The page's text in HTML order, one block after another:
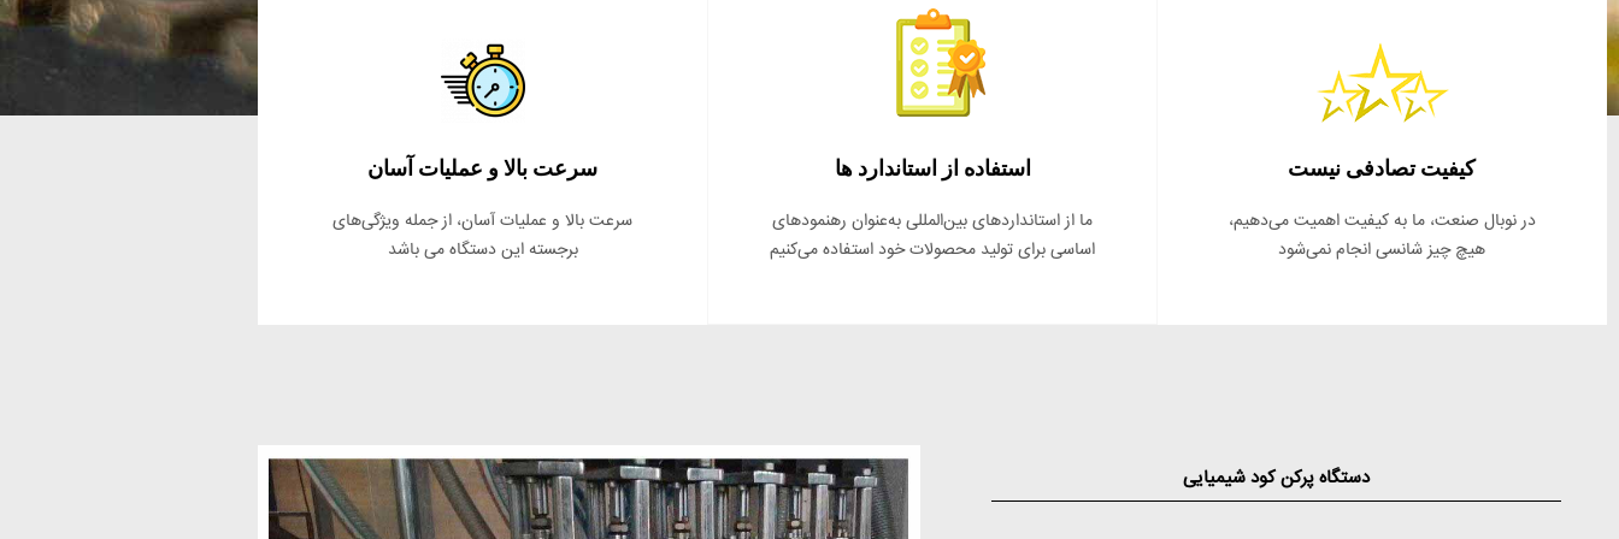
کیفیت تصادفی نیست
در نوبال صنعت، ما به کیفیت اهمیت می‌دهیم،
هیچ چیز شانسی انجام نمی‌شود
استفاده از استاندارد ها
ما از استانداردهای بین‌المللی به‌عنوان رهنمودهای
اساسی برای تولید محصولات خود استفاده می‌کنیم
سرعت بالا و عملیات آسان
سرعت بالا و عملیات آسان، از جمله ویژگی‌های
برجسته این دستگاه می باشد
دستگاه پرکن کود شیمیایی